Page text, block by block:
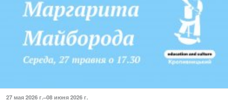
27 мая 2026 г.–08 июня 2026 г.